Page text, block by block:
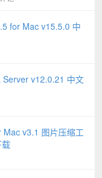
for Mac v15.5.0 中
Server v12.0.21 中文
Mac v3.1 图片压缩工